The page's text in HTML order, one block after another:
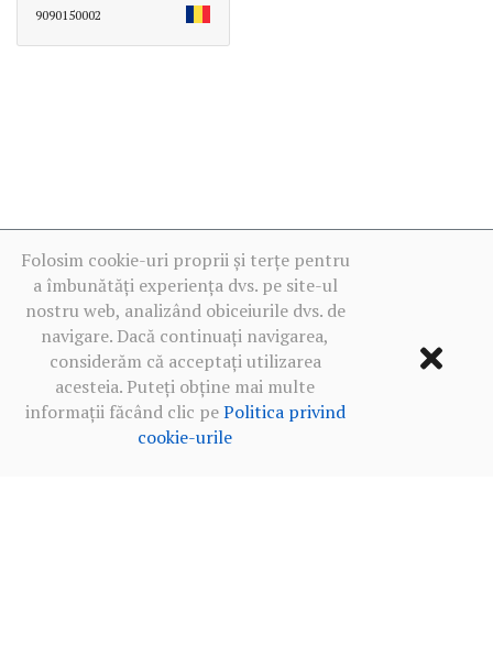
9090150002
Folosim cookie-uri proprii și terțe pentru
a îmbunătăți experiența dvs. pe site-ul
nostru web, analizând obiceiurile dvs. de
navigare. Dacă continuați navigarea,
considerăm că acceptați utilizarea
acesteia. Puteți obține mai multe
informații făcând clic pePolitica privind
cookie-urile